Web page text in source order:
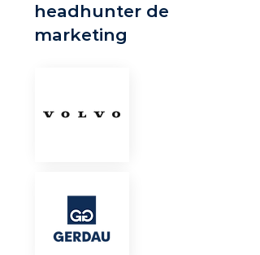
headhunter de
marketing